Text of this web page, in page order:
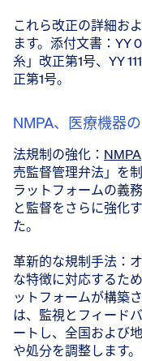
これら改正の詳細お
ます。添付文書：YY
糸」改正第1号、YY
正第1号。
NMPA、医療機器
法規制の強化： NMPA
売監督管理弁法」を
ラットフォームの義
と監督をさらに強化
た。
革新的な規制手法：
な特徴に対応するた
ットフォームが構築
は、監視とフィード
ートし、全国および
や処分を調整します。